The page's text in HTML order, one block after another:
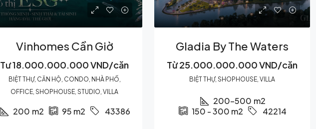
Vinhomes Cần Giờ
Tư18.000.000.000 VND/căn
BIỆT THỰ, CĂN HỘ, CONDO, NHÀ PHỐ,
OFFICE, SHOPHOUSE, STUDIO, VILLA
200 m2 95 m2 43386
Gladia By The Waters
Từ25.000.000.000 VND/căn
BIỆT THỰ, SHOPHOUSE, VILLA
200-500 m2
150 - 300 m2 42214